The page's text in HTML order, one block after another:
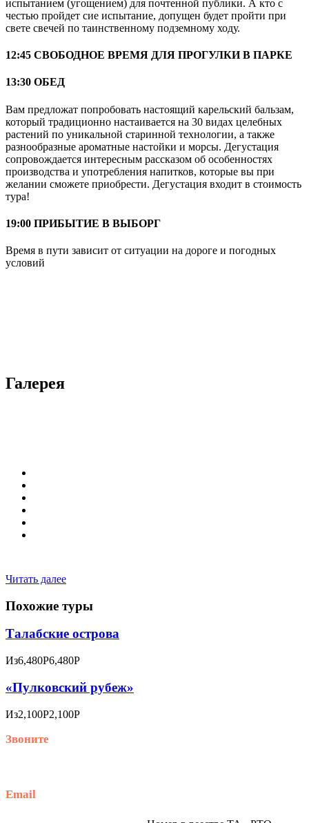
испытанием (угощением) для почтенной публики. А кто с
честью пройдет сие испытание, допущен будет пройти при
свете свечей по таинственному подземному ходу.
12:45 СВОБОДНОЕ ВРЕМЯ ДЛЯ ПРОГУЛКИ В ПАРКЕ
13:30 ОБЕД
Вам предложат попробовать настоящий карельский бальзам,
который традиционно настаивается на 30 видах целебных
растений по уникальной старинной технологии, а также
разнообразные ароматные настойки и морсы. Дегустация
сопровождается интересным рассказом об особенностях
производства и употребления напитков, которые вы при
желании сможете приобрести. Дегустация входит в стоимость
тура!
19:00 ПРИБЫТИЕ В ВЫБОРГ
Время в пути зависит от ситуации на дороге и погодных
условий
Галерея
Читать далее
Похожие туры
Талабские острова
Из6,480Р6,480Р
«Пулковский рубеж»
Из2,100Р2,100Р
Звоните
Email